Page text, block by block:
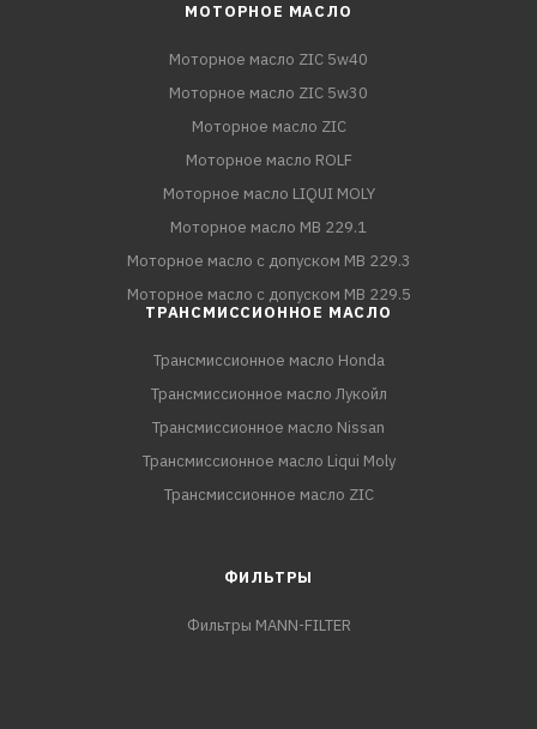
МОТОРНОЕ МАСЛО
Моторное масло ZIC 5w40
Моторное масло ZIC 5w30
Моторное масло ZIC
Моторное масло ROLF
Моторное масло LIQUI MOLY
Моторное масло MB 229.1
Моторное масло с допуском MB 229.3
Моторное масло с допуском MB 229.5
ТРАНСМИССИОННОЕ МАСЛО
Трансмиссионное масло Honda
Трансмиссионное масло Лукойл
Трансмиссионное масло Nissan
Трансмиссионное масло Liqui Moly
Трансмиссионное масло ZIC
ФИЛЬТРЫ
Фильтры MANN-FILTER